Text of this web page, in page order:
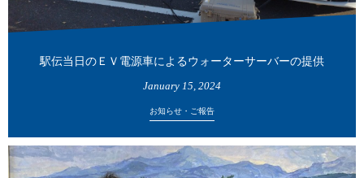
駅伝当日のＥＶ電源車によるウォーターサーバーの提供
January 15, 2024
お知らせ・ご報告